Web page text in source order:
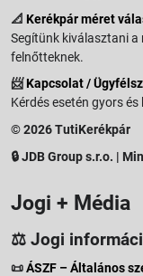
📐 Kerékpár méret
Segítünk kiválasztani a
felnőtteknek.
📨Kapcsolat /
Kérdés esetén gyors
© 2026 TutiKerékpár
🔒 JDB Group s.r.o. |
Jogi + Média
⚖️ Jogi
📜ÁSZF – Általános